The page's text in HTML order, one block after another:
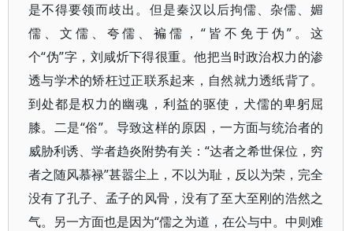
是不得要领而歧出。但是秦汉以后拘儒、杂儒、媚
儒、文儒、夸儒、褊儒，“皆不免于伪”。这
个“伪”字，刘咸炘下得很重。他把当时政治权力的渗
透与学术的矫枉过正联系起来，自然就力透纸背了。
到处都是权力的幽魂，利益的驱使，犬儒的卑躬屈
膝。二是“俗”。导致这样的原因，一方面与统治者的
威胁利诱、学者趋炎附势有关：“达者之希世保位，穷
者之随风慕禄”甚嚣尘上，不以为耻，反以为荣，完全
没有了孔子、孟子的风骨，没有了至大至刚的浩然之
气。另一方面也是因为“儒之为道，在公与中。中则难